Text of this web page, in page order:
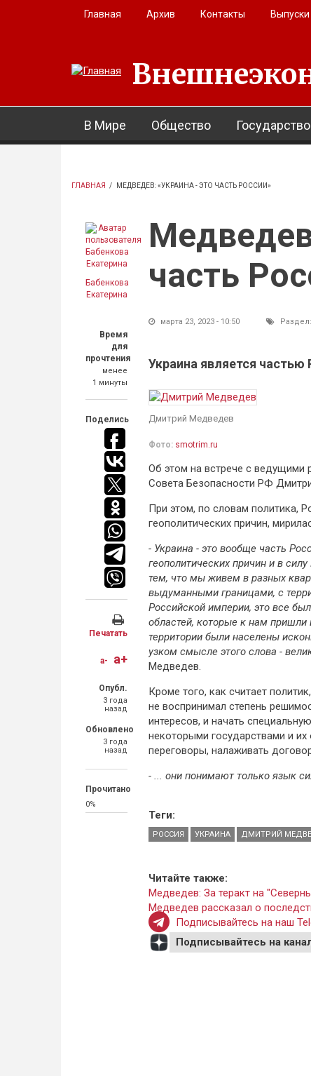
Перейти к основному содержанию
Главная Архив Контакты
В Мире Общество Государство
ГЛАВНАЯ / МЕДВЕДЕВ: «УКРАИНА - ЭТО ЧАСТЬ РОССИИ»
Бабенкова
Екатерина
Время
для
прочтения
менее
1 минуты
Поделись
Печатать
a- a+
Опубл.
3 года
назад
Обновлено
3 года
назад
Прочитано
0%
часть
марта 23, 2023 - 10:50 Раздел:
Украина является частью
Дмитрий Медведев
Фото: smotrim.ru
Об этом на встрече с ведущими
Совета Безопасности РФ
При этом, по словам политика,
геополитических причин,
- Украина - это вообще часть
геополитических причин и в
тем, что мы живем в разных
выдуманными границами, с
Российской империи, это все
областей, которые к нам пришли
территории были населены
узком смысле этого слова -
Медведев.
Кроме того, как считает
не воспринимал степень
интересов, и начать
некоторыми государствами и
переговоры, налаживать
- ... они понимают только язык
Теги:
РОССИЯ УКРАИНА ДМИТРИЙ
Читайте также:
Медведев: За теракт на
Медведев рассказал о
Подписывайтесь на наш
Подписывайтесь на